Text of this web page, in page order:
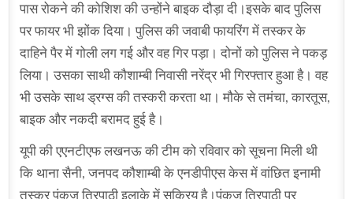
पास रोकने की कोशिश की उन्होंने बाइक दौड़ा दी।इसके बाद पुलिस
पर फायर भी झोंक दिया। पुलिस की जवाबी फायरिंग में तस्कर के
दाहिने पैर में गोली लग गई और वह गिर पड़ा। दोनों को पुलिस ने पकड़
लिया। उसका साथी कौशाम्बी निवासी नरेंद्र भी गिरफ्तार हुआ है। वह
भी उसके साथ ड्रग्स की तस्करी करता था। मौके से तमंचा, कारतूस,
बाइक और नकदी बरामद हुई है।
यूपी की एएनटीएफ लखनऊ की टीम को रविवार को सूचना मिली थी
कि थाना सैनी, जनपद कौशाम्बी के एनडीपीएस केस में वांछित इनामी
तस्कर पंकज त्रिपाठी इलाके में सक्रिय है।पंकज त्रिपाठी पर